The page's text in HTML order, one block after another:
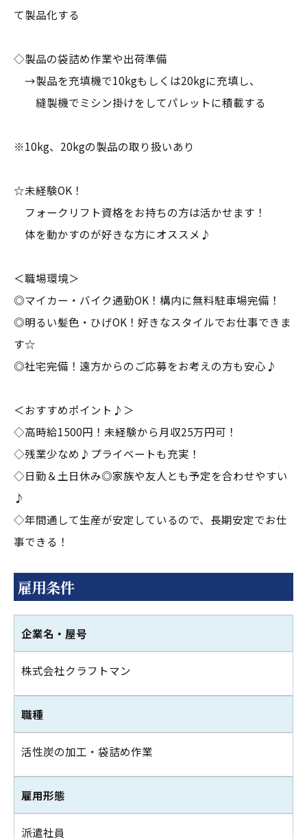
て製品化する
◇製品の袋詰め作業や出荷準備
→製品を充填機で10kgもしくは20kgに充填し、
縫製機でミシン掛けをしてパレットに積載する
※10kg、20kgの製品の取り扱いあり
☆未経験OK！
フォークリフト資格をお持ちの方は活かせます！
体を動かすのが好きな方にオススメ♪
＜職場環境＞
◎マイカー・バイク通勤OK！構内に無料駐車場完備！
◎明るい髪色・ひげOK！好きなスタイルでお仕事できま
す☆
◎社宅完備！遠方からのご応募をお考えの方も安心♪
＜おすすめポイント♪＞
◇高時給1500円！未経験から月収25万円可！
◇残業少なめ♪プライベートも充実！
◇日勤＆土日休み◎家族や友人とも予定を合わせやすい
♪
◇年間通して生産が安定しているので、長期安定でお仕
事できる！
雇用条件
企業名・屋号
株式会社クラフトマン
職種
活性炭の加工・袋詰め作業
雇用形態
派遣社員